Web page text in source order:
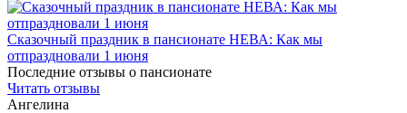
Сказочный праздник в пансионате НЕВА: Как мы
отпраздновали 1 июня
Последние отзывы о пансионате
Читать отзывы
Ангелина